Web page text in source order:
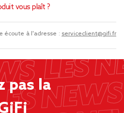
vous plaît ?
écoute à l'adresse : serviceclient@gifi.fr
pas la